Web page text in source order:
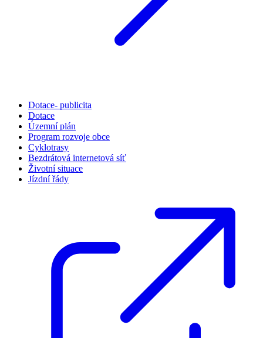
Dotace- publicita
Dotace
Územní plán
Program rozvoje obce
Cyklotrasy
Bezdrátová internetová síť
Životní situace
Jízdní řády